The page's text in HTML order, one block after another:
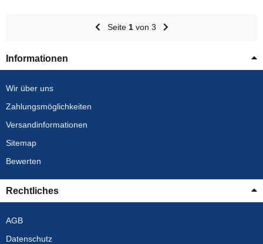
Seite 1von 3
Informationen
Wir über uns
Zahlungsmöglichkeiten
Versandinformationen
Sitemap
Bewerten
Rechtliches
AGB
Datenschutz